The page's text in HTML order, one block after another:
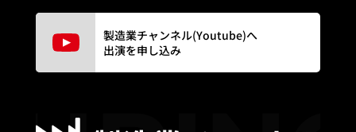
製造業チャンネル(Youtube)へ
出演を申し込み